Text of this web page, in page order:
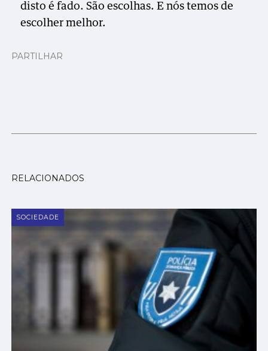
disto é fado. São escolhas. E nós temos de
escolher melhor.
PARTILHAR
RELACIONADOS
SOCIEDADE